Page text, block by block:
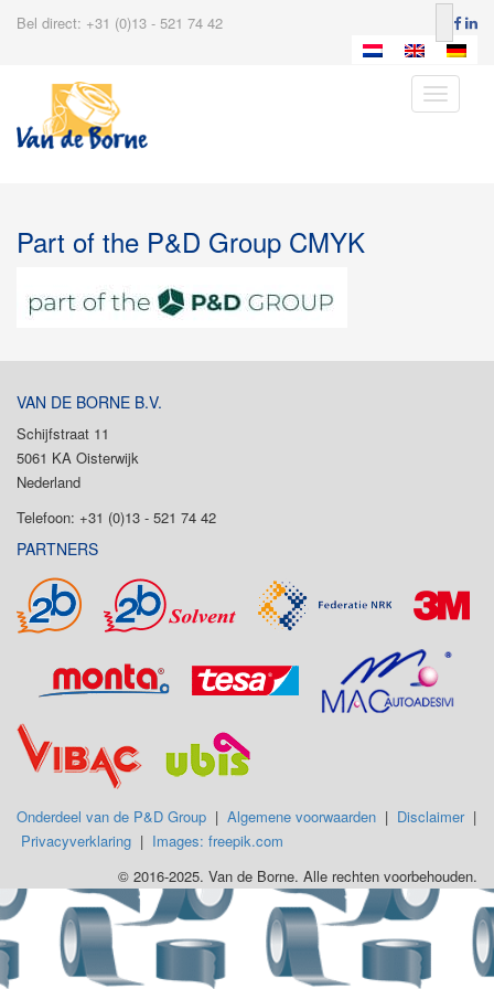
Bel direct: +31 (0)13 - 521 74 42
Toggle
Part of the P&D Group CMYK
VAN DE BORNE B.V.
Schijfstraat 11
5061 KA Oisterwijk
Nederland
Telefoon: +31 (0)13 - 521 74 42
PARTNERS
Onderdeel van de P&D Group | Algemene voorwaarden | Disclaimer|
Privacyverklaring | Images: freepik.com
© 2016-2025. Van de Borne. Alle rechten voorbehouden.